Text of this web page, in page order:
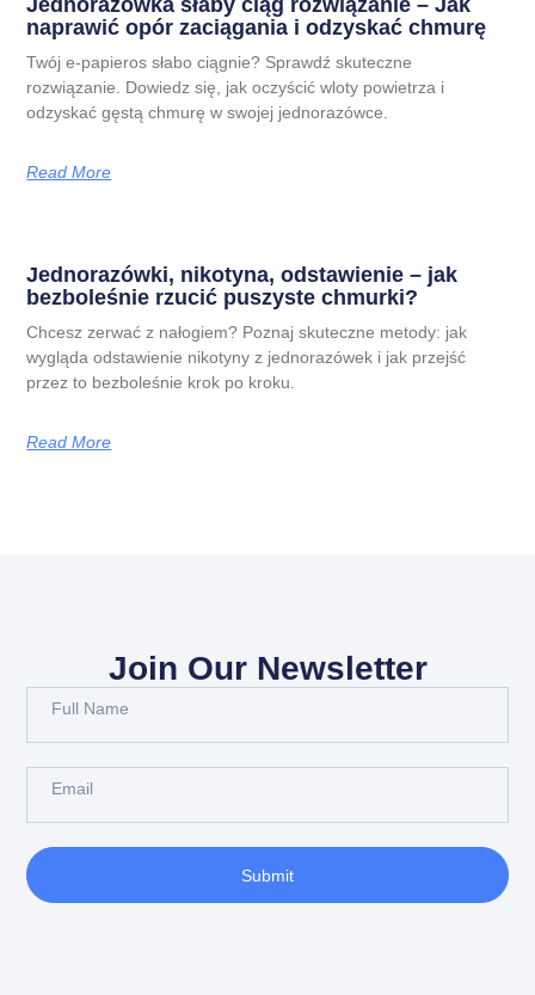
Jednorazówka słaby ciąg rozwiązanie – Jak
naprawić opór zaciągania i odzyskać chmurę
Twój e-papieros słabo ciągnie? Sprawdź skuteczne
rozwiązanie. Dowiedz się, jak oczyścić wloty powietrza i
odzyskać gęstą chmurę w swojej jednorazówce.
Read More
Jednorazówki, nikotyna, odstawienie – jak
bezboleśnie rzucić puszyste chmurki?
Chcesz zerwać z nałogiem? Poznaj skuteczne metody: jak
wygląda odstawienie nikotyny z jednorazówek i jak przejść
przez to bezboleśnie krok po kroku.
Read More
Join Our Newsletter
Submit